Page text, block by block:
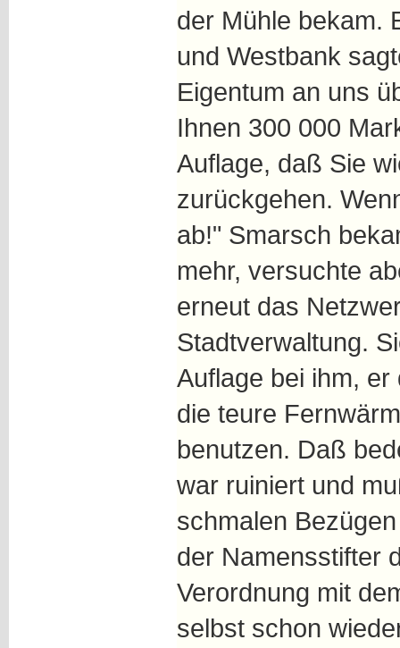
der Mühle bekam.
und Westbank
Eigentum an uns
Ihnen 300 000
Auflage, daß Sie
zurückgehen.
ab!" Smarsch
mehr, versuchte
erneut das
Stadtverwaltung.
Auflage bei ihm,
die teure
benutzen. Daß
war ruiniert und
schmalen
der Namensstifter
Verordnung mit
selbst schon